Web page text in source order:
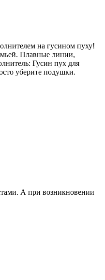
на гусином пуху!
Плавные линии,
Гусин пух для
уберите подушки.
А при возникновении